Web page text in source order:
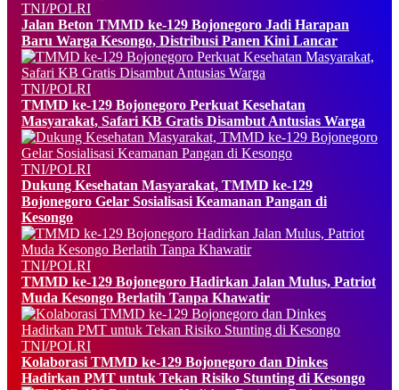
TNI/POLRI
Jalan Beton TMMD ke-129 Bojonegoro Jadi Harapan
Baru Warga Kesongo, Distribusi Panen Kini Lancar
TNI/POLRI
TMMD ke-129 Bojonegoro Perkuat Kesehatan
Masyarakat, Safari KB Gratis Disambut Antusias Warga
TNI/POLRI
Dukung Kesehatan Masyarakat, TMMD ke-129
Bojonegoro Gelar Sosialisasi Keamanan Pangan di
Kesongo
TNI/POLRI
TMMD ke-129 Bojonegoro Hadirkan Jalan Mulus, Patriot
Muda Kesongo Berlatih Tanpa Khawatir
TNI/POLRI
Kolaborasi TMMD ke-129 Bojonegoro dan Dinkes
Hadirkan PMT untuk Tekan Risiko Stunting di Kesongo